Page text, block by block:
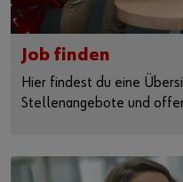
Job finden
Hier findest du eine
Stellenangebote und